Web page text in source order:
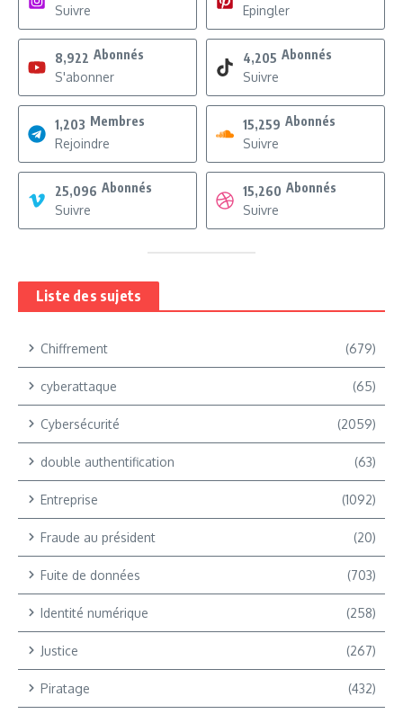
Suivre
Epingler
8,922 Abonnés
S'abonner
4,205 Abonnés
Suivre
1,203 Membres
Rejoindre
15,259 Abonnés
Suivre
25,096 Abonnés
Suivre
15,260 Abonnés
Suivre
Liste des sujets
Chiffrement (679)
cyberattaque (65)
Cybersécurité (2059)
double authentification (63)
Entreprise (1092)
Fraude au président (20)
Fuite de données (703)
Identité numérique (258)
Justice (267)
Piratage (432)